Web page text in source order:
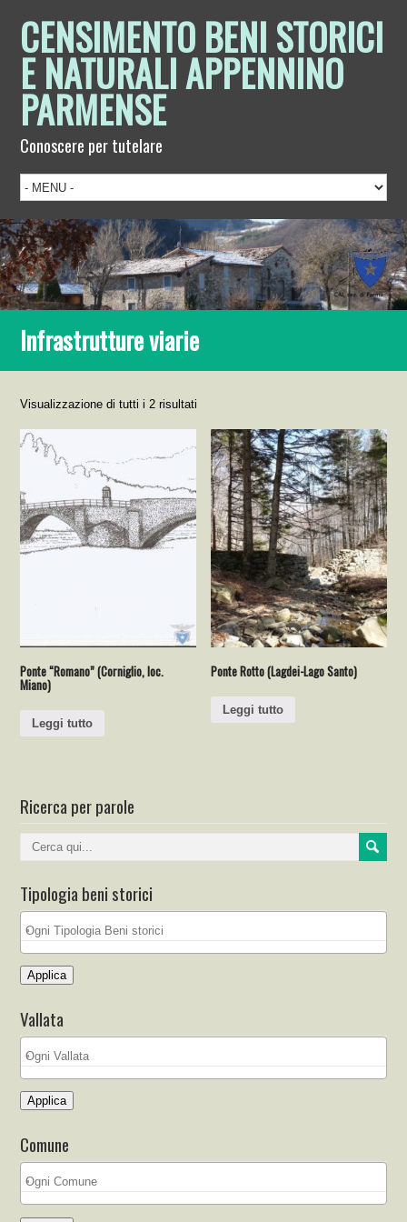
CENSIMENTO BENI STORICI
E NATURALI APPENNINO
PARMENSE
Conoscere per tutelare
Infrastrutture viarie
Visualizzazione di tutti i 2 risultati
Ponte “Romano” (Corniglio, loc.
Miano)
Leggi tutto
Ponte Rotto (Lagdei-Lago Santo)
Leggi tutto
Ricerca per parole
Tipologia beni storici
Applica
Vallata
Applica
Comune